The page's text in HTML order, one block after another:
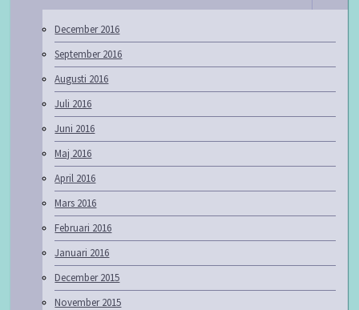
December 2016
September 2016
Augusti 2016
Juli 2016
Juni 2016
Maj 2016
April 2016
Mars 2016
Februari 2016
Januari 2016
December 2015
November 2015